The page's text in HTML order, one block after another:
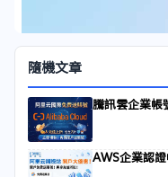
隨機文章
騰訊雲企業帳
AWS企業認